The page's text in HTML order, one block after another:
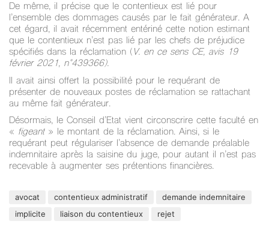
De même, il précise que le contentieux est lié pour
l’ensemble des dommages causés par le fait générateur. A
cet égard, il avait récemment entériné cette notion estimant
que le contentieux n’est pas lié par les chefs de préjudice
spécifiés dans la réclamation ( V. en ce sens CE, avis 19
février 2021, n°439366).
Il avait ainsi offert la possibilité pour le requérant de
présenter de nouveaux postes de réclamation se rattachant
au même fait générateur.
Désormais, le Conseil d’Etat vient circonscrire cette faculté en
« figeant» le montant de la réclamation. Ainsi, si le
requérant peut régulariser l’absence de demande préalable
indemnitaire après la saisine du juge, pour autant il n’est pas
recevable à augmenter ses prétentions financières.
avocat contentieux administratif
demande indemnitaire
implicite
liaison du contentieux rejet